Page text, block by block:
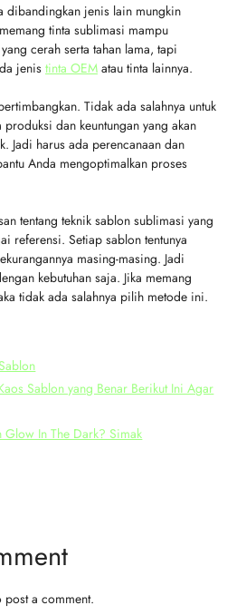
dibandingkan jenis lain mungkin
tinta sublimasi mampu
cerah serta tahan lama, tapi
jenis tinta OEM atau tinta lainnya.
Tidak ada salahnya untuk
dan keuntungan yang akan
Jadi harus ada perencanaan dan
Anda mengoptimalkan proses
tentang teknik sablon sublimasi yang
referensi. Setiap sablon tentunya
masing-masing. Jadi
kebutuhan saja. Jika memang
tidak ada salahnya pilih metode ini.
Sablon yang Benar Berikut Ini Agar
Glow In The Dark? Simak
post a comment.